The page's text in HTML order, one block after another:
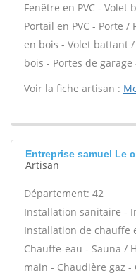
Fenêtre en PVC - Volet
Portail en PVC - Porte
en bois - Volet battant
bois - Portes de garage
Voir la fiche artisan :
Entreprise samuel Le
Artisan
Département: 42
Installation sanitaire -
Installation de chauffe
Chauffe-eau - Sauna /
main - Chaudière gaz